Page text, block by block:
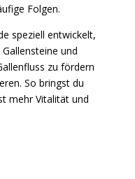
Folgen.
speziell entwickelt,
und
zu fördern
So bringst du
mehr Vitalität und